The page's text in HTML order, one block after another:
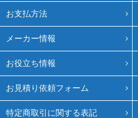
お支払方法
メーカー情報
お役立ち情報
お見積り依頼フォーム
特定商取引に関する表記